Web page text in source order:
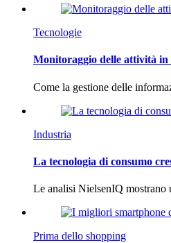
Tecnologie
Monitoraggio delle attività in
Come la gestione delle
Industria
La tecnologia di consumo
Le analisi NielsenIQ
Prima dello shopping